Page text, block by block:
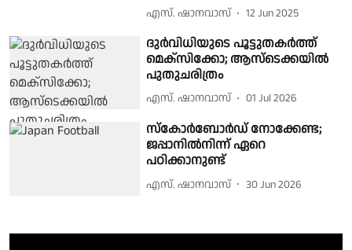
എസ്. ഷാനവാസ് 12 Jun 2025
ദുര്‍വിധിയുടെ പൂട്ടുതകര്‍ത്ത്
മെക്സിക്കോ; ആസ്ടെക്കയില്‍
പുതുചരിത്രം
എസ്. ഷാനവാസ് 01 Jul 2026
സ്കോര്‍ബോര്‍ഡ് നോക്കേണ്ട;
ജപ്പാനില്‍നിന്ന് ഏറെ
പഠിക്കാനുണ്ട്
എസ്. ഷാനവാസ് 30 Jun 2026